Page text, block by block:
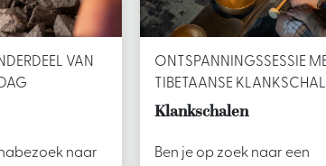
VAN
naar
ONTSPANNINGSSESSIE
TIBETAANSE
Klankschalen
Ben je op zoek naar een